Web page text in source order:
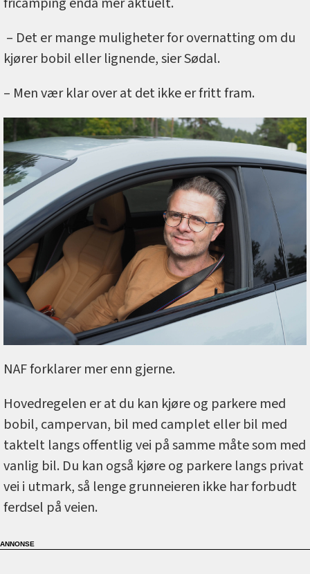
– Det er mange muligheter for overnatting om du
kjører bobil eller lignende, sier Sødal.
– Men vær klar over at det ikke er fritt fram.
NAF forklarer mer enn gjerne.
Hovedregelen er at du kan kjøre og parkere med
bobil, campervan, bil med camplet eller bil med
taktelt langs offentlig vei på samme måte som med
vanlig bil. Du kan også kjøre og parkere langs privat
vei i utmark, så lenge grunneieren ikke har forbudt
ferdsel på veien.